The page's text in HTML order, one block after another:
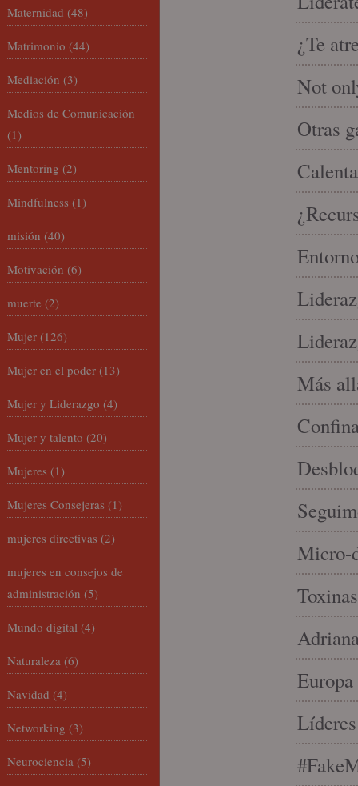
¿Te
Not
Otras
Más
Micro-
Maternidad (48)
Matrimonio (44)
Mediación (3)
Medios de Comunicación
(1)
Mentoring (2)
Mindfulness (1)
misión (40)
Motivación (6)
muerte (2)
Mujer (126)
Mujer en el poder (13)
Mujer y Liderazgo (4)
Mujer y talento (20)
Mujeres (1)
Mujeres Consejeras (1)
mujeres directivas (2)
mujeres en consejos de
administración (5)
Mundo digital (4)
Naturaleza (6)
Navidad (4)
Networking (3)
Neurociencia (5)